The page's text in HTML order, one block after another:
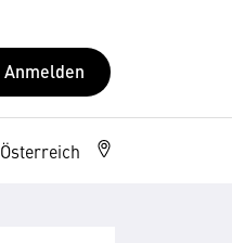
Anmelden
Österreich